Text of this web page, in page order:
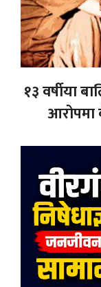
१३ वर्षीया
आरोपमा